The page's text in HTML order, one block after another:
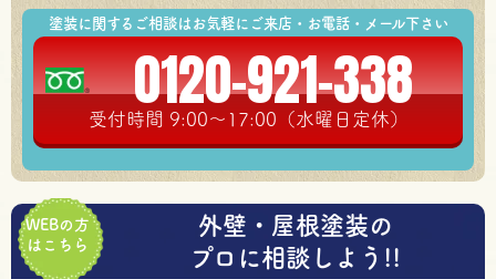
塗装に関するご相談はお気軽にご来店・お電話・メール下さい
0120-921-338
受付時間 9:00～17:00（水曜日定休）
WEBの方
はこちら
外壁・屋根塗装の
プロに相談しよう!!